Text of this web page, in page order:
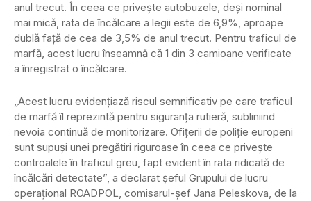
anul trecut. În ceea ce privește autobuzele, deși nominal
mai mică, rata de încălcare a legii este de 6,9%, aproape
dublă față de cea de 3,5% de anul trecut. Pentru traficul de
marfă, acest lucru înseamnă că 1 din 3 camioane verificate
a înregistrat o încălcare.
„Acest lucru evidențiază riscul semnificativ pe care traficul
de marfă îl reprezintă pentru siguranța rutieră, subliniind
nevoia continuă de monitorizare. Ofițerii de poliție europeni
sunt supuși unei pregătiri riguroase în ceea ce privește
controalele în traficul greu, fapt evident în rata ridicată de
încălcări detectate”, a declarat șeful Grupului de lucru
operațional ROADPOL, comisarul-șef Jana Peleskova, de la